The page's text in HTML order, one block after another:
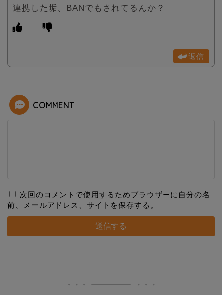
連携した垢、BANでもされてるんか？
返信
COMMENT
次回のコメントで使用するためブラウザーに自分の名
前、メールアドレス、サイトを保存する。